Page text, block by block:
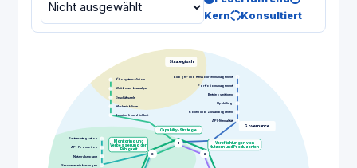
Kern
Konsultiert
Strategisch
Governance
Benutzerfreundlichkeit
Markteinblicke
Geschäftsziele
Wettbewerbsanalyse
Ökosystem-Vision
Servicevereinbarungen
Nutzerakzeptanz
API-Promotion
Partnerintegration
API-Mentalität
Rollen und Zuständigkeiten
Upskilling
Betriebsleitlinien
Portfoliomanagement
Budget- und Ressourcenmanagement
1
Capability-Strategie
2
Verpflichtungen von
Nutzern und Produzenten
8
Monitoring und
Verbesserung der
Fähigkeit